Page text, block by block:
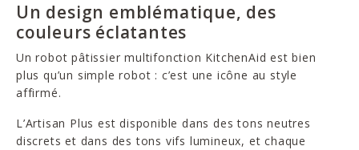
Un design emblématique, des
couleurs éclatantes
Un robot pâtissier multifonction KitchenAid est bien
plus qu’un simple robot : c’est une icône au style
affirmé.
L’Artisan Plus est disponible dans des tons neutres
discrets et dans des tons vifs lumineux, et chaque